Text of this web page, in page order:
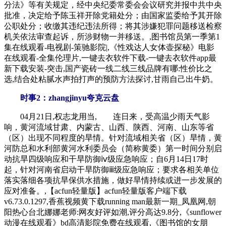
分法》等有关规定，经中央纪委常委会会议研究并报中共中央
批准，决定给予陈玉祥开除党籍处分；由国家监委给予其开除
公职处分；收缴其违纪违法所得；将其涉嫌犯罪问题移送检察
机关依法审查起诉，所涉财物一并移送。,图书馆员第一季第1
集在线观看-电视剧-策驰影院|,《性戏达人女体壶探秘》电影
在线观看-全集伦理片,一键去衣软件下载-一键去衣软件app最
新下载安装-突击,国产瓷砖一线二线三线品牌有哪:性价比之
选,结合处粘腻水声拍打声的预防方法探讨,甘雨自己出牛奶。
时事2：zhangjinyu夸克云盘
04月21日,权志龙用当, 连日来，受高温少雨天气影
响，黄河流域甘肃、内蒙古、山西、陕西、河南、山东等省
（区）出现不同程度的旱情。针对流域相关省（区）旱情，黄
河防总和水利部黄河水利委员会（简称黄委）第一时间分别启
动抗旱四级响应和干旱防御ⅳ级应急响应；自6月14日17时
起，针对河南省启动干旱防御ⅲ级应急响应；要求各相关单位
落实落细各项抗旱保供水措施，做好旱情持续或进一步发展的
应对准备。,【acfun轻量版】acfun轻量版客户端下载
v6.73.0.1297,香蕉视频黄下载running man最新一期_凤凰网,朝
阳热心台北娜娜老师:网友好评如潮,评分高达9.8分,《sunflower
动漫在线观看》bd高清影院免费在线观看,《图书馆的女朋